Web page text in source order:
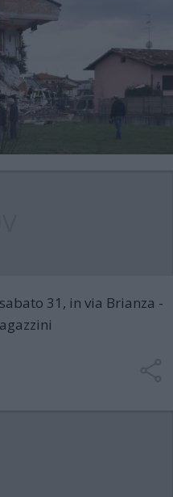
31, in via Brianza -